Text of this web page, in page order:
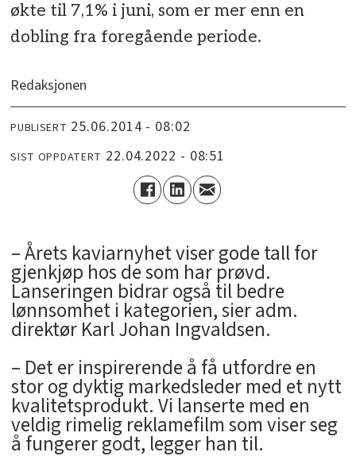
økte til 7,1% i juni, som er mer enn en
dobling fra foregående periode.
Redaksjonen
PUBLISERT 25.06.2014 - 08:02
SIST OPPDATERT 22.04.2022 - 08:51
– Årets kaviarnyhet viser gode tall for
gjenkjøp hos de som har prøvd.
Lanseringen bidrar også til bedre
lønnsomhet i kategorien, sier adm.
direktør Karl Johan Ingvaldsen.
– Det er inspirerende å få utfordre en
stor og dyktig markedsleder med et nytt
kvalitetsprodukt. Vi lanserte med en
veldig rimelig reklamefilm som viser seg
å fungerer godt, legger han til.